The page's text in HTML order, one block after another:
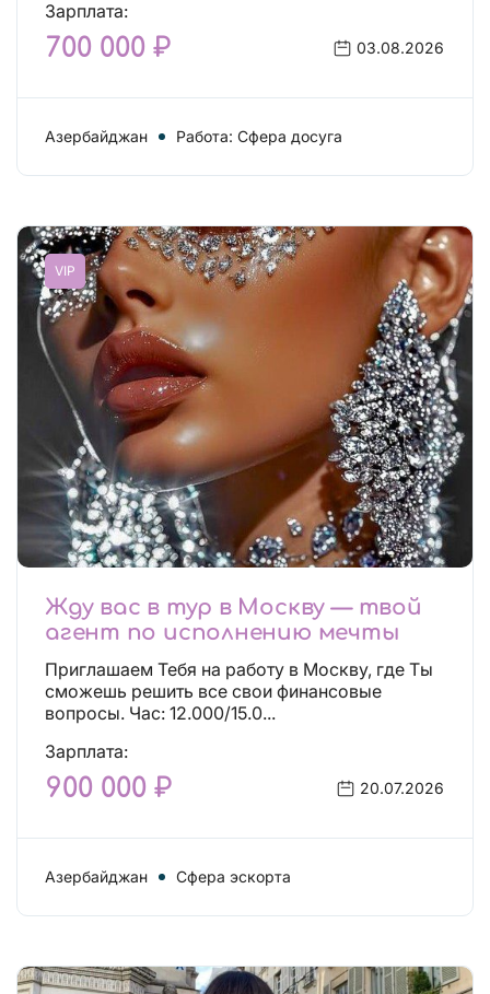
Зарплата:
700 000 ₽ 03.08.2026
Азербайджан Работа: Сфера досуга
VIP
Жду вас в тур в Москву — твой
агент по исполнению мечты
Приглашаем Тебя на работу в Москву, где Ты
сможешь решить все свои финансовые
вопросы. Час: 12.000/15.0...
Зарплата:
900 000 ₽ 20.07.2026
Азербайджан Сфера эскорта